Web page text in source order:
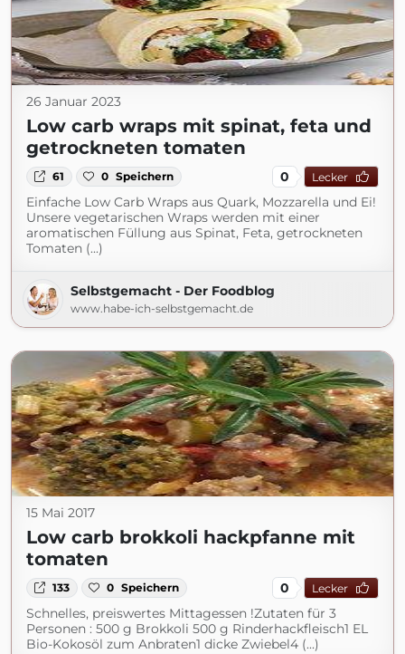
26 Januar 2023
Low carb wraps mit spinat, feta und
getrockneten tomaten
61 0 Speichern 0 Lecker
Einfache Low Carb Wraps aus Quark, Mozzarella und Ei!
Unsere vegetarischen Wraps werden mit einer
aromatischen Füllung aus Spinat, Feta, getrockneten
Tomaten (...)
Selbstgemacht - Der Foodblog
www.habe-ich-selbstgemacht.de
15 Mai 2017
Low carb brokkoli hackpfanne mit
tomaten
133 0 Speichern 0 Lecker
Schnelles, preiswertes Mittagessen !Zutaten für 3
Personen : 500 g Brokkoli 500 g Rinderhackfleisch1 EL
Bio-Kokosöl zum Anbraten1 dicke Zwiebel4 (...)